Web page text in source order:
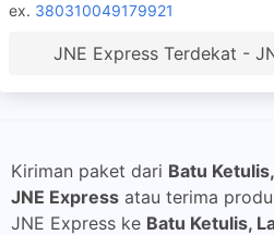
ex. 380310049179921
JNE Express Terdekat -
Kiriman paket dari Batu
JNE Express atau terima
JNE Express ke Batu Ketulis,